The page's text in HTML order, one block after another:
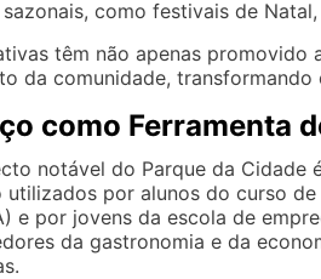
como festivais de
têm não apenas
da comunidade,
como Ferramenta
notável do Parque da Cidade
utilizados por alunos do curso
e por jovens da escola de
da gastronomia e da